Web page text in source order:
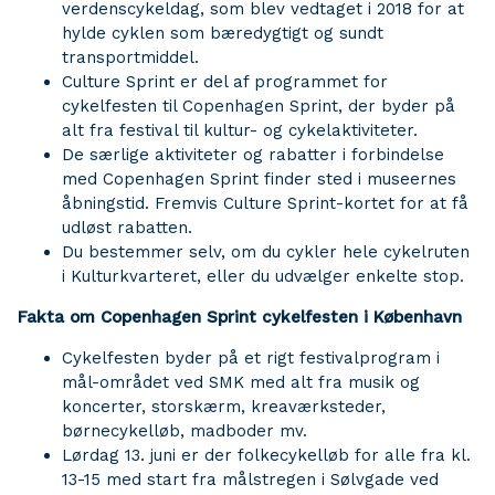
verdenscykeldag, som blev vedtaget i 2018 for at
hylde cyklen som bæredygtigt og sundt
transportmiddel.
Culture Sprint er del af programmet for
cykelfesten til Copenhagen Sprint, der byder på
alt fra festival til kultur- og cykelaktiviteter.
De særlige aktiviteter og rabatter i forbindelse
med Copenhagen Sprint finder sted i museernes
åbningstid. Fremvis Culture Sprint-kortet for at få
udløst rabatten.
Du bestemmer selv, om du cykler hele cykelruten
i Kulturkvarteret, eller du udvælger enkelte stop.
Fakta om Copenhagen Sprint cykelfesten i København
Cykelfesten byder på et rigt festivalprogram i
mål-området ved SMK med alt fra musik og
koncerter, storskærm, kreaværksteder,
børnecykelløb, madboder mv.
Lørdag 13. juni er der folkecykelløb for alle fra kl.
13-15 med start fra målstregen i Sølvgade ved